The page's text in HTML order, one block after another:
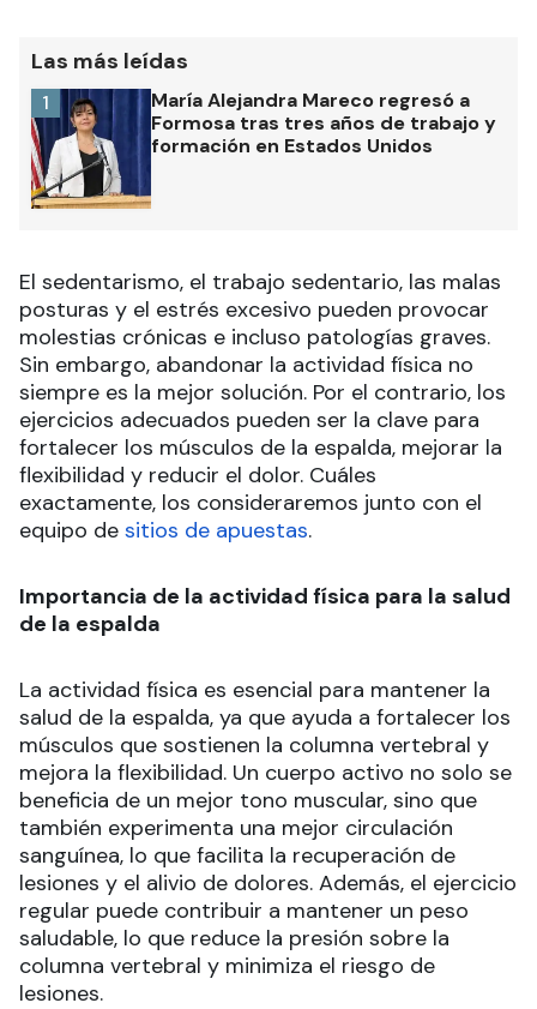
Las más leídas
María Alejandra Mareco regresó a
Formosa tras tres años de trabajo y
formación en Estados Unidos
1
El sedentarismo, el trabajo sedentario, las malas
posturas y el estrés excesivo pueden provocar
molestias crónicas e incluso patologías graves.
Sin embargo, abandonar la actividad física no
siempre es la mejor solución. Por el contrario, los
ejercicios adecuados pueden ser la clave para
fortalecer los músculos de la espalda, mejorar la
flexibilidad y reducir el dolor. Cuáles
exactamente, los consideraremos junto con el
equipo de sitios de apuestas.
Importancia de la actividad física para la salud
de la espalda
La actividad física es esencial para mantener la
salud de la espalda, ya que ayuda a fortalecer los
músculos que sostienen la columna vertebral y
mejora la flexibilidad. Un cuerpo activo no solo se
beneficia de un mejor tono muscular, sino que
también experimenta una mejor circulación
sanguínea, lo que facilita la recuperación de
lesiones y el alivio de dolores. Además, el ejercicio
regular puede contribuir a mantener un peso
saludable, lo que reduce la presión sobre la
columna vertebral y minimiza el riesgo de
lesiones.